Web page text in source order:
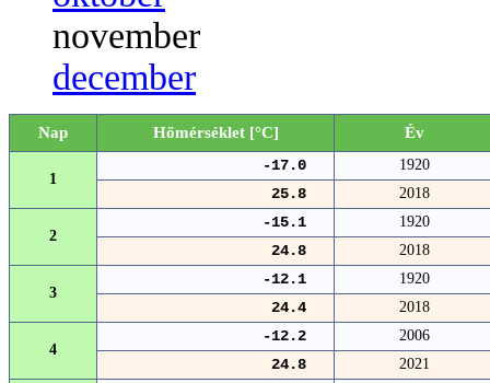
november
december
Nap Hőmérséklet [°C] Év
1
-17.0 1920
25.8 2018
2
-15.1 1920
24.8 2018
3
-12.1 1920
24.4 2018
4
-12.2 2006
24.8 2021